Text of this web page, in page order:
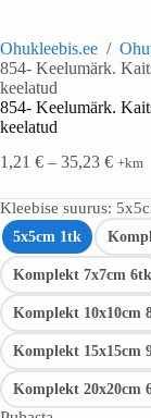
Ohukleebis.ee /
854- Keelumärk.
keelatud
854- Keelumärk.
keelatud
1,21 € – 35,23 € +km
Kleebise suurus:
5x5cm 1tk
Komplekt 7x7cm 6tk
Komplekt 10x10cm
Komplekt 15x15cm
Komplekt 20x20cm